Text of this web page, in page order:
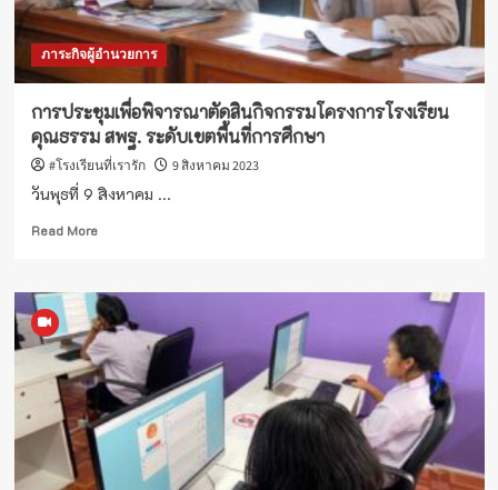
คุณภาพ
การ
จัดการ
เรียน
รวม
ปี
การ
ศึกษา
2566
ภาระกิจผู้อำนวยการ
การประชุมเพื่อพิจารณาตัดสินกิจกรรมโครงการโรงเรียน
คุณธรรม สพฐ. ระดับเขตพื้นที่การศึกษา
#โรงเรียนที่เรารัก 9 สิงหาคม 2023
วันพุธที่ 9 สิงหาคม ...
Read MoreRead
การ
ประชุม
เพื่อ
พิจารณา
ตัดสิน
กิจกรรม
โครงการ
โรงเรียน
คุณธรรม
สพฐ.